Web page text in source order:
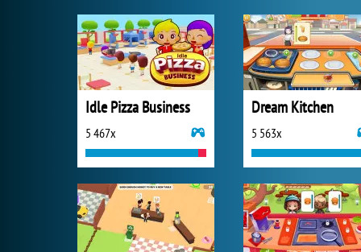
Idle Pizza Business
5 467x
Dream Kitchen
5 563x